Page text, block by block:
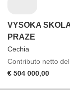
VYSOKA
PRAZE
Cechia
Contributo netto
€ 504 000,00